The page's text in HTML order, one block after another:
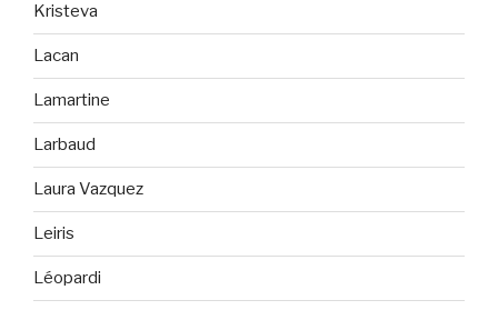
Kristeva
Lacan
Lamartine
Larbaud
Laura Vazquez
Leiris
Léopardi